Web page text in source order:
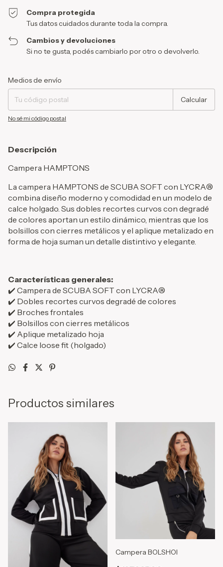
Compra protegida
Tus datos cuidados durante toda la compra.
Cambios y devoluciones
Si no te gusta, podés cambiarlo por otro o devolverlo.
Entregas para el CP:
Medios de envío
Calcular
No sé mi código postal
Descripción
Campera HAMPTONS
La campera HAMPTONS de SCUBA SOFT con LYCRA®
combina diseño moderno y comodidad en un modelo de
calce holgado. Sus dobles recortes curvos con degradé
de colores aportan un estilo dinámico, mientras que los
bolsillos con cierres metálicos y el aplique metalizado en
forma de hoja suman un detalle distintivo y elegante.
Características generales:
✔️ Campera de SCUBA SOFT con LYCRA®
✔️ Dobles recortes curvos degradé de colores
✔️ Broches frontales
✔️ Bolsillos con cierres metálicos
✔️ Aplique metalizado hoja
✔️ Calce loose fit (holgado)
Productos similares
Campera BOLSHOI